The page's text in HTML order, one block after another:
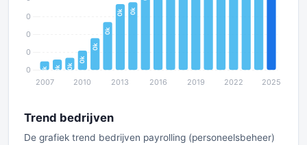
Trend bedrijven
De grafiek trend bedrijven payrolling (personeelsbeheer)